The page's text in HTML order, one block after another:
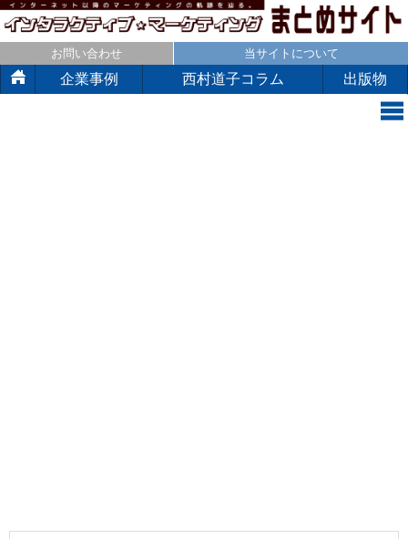
お問い合わせ 当サイトについて
企業事例 西村道子コラム 出版物